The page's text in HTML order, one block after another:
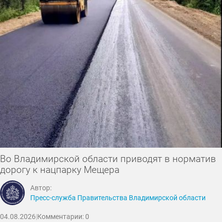
Во Владимирской области приводят в норматив
дорогу к нацпарку Мещера
Автор:
Пресс-служба Правительства Владимирской области
04.08.2026|Комментарии: 0